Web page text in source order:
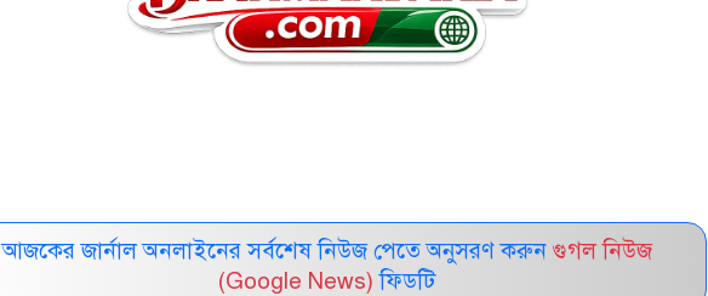
আজকের জার্নাল অনলাইনের সর্বশেষ নিউজ পেতে অনুসরণ করুন গুগল নিউজ
(Google News) ফিডটি